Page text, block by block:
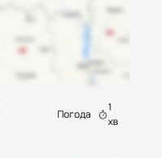
Погода
1
хв